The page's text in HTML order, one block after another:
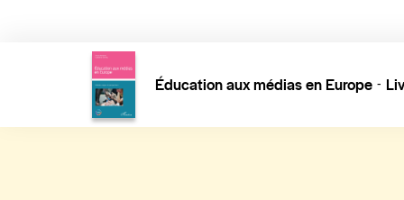
Éducation aux médias en Europe -